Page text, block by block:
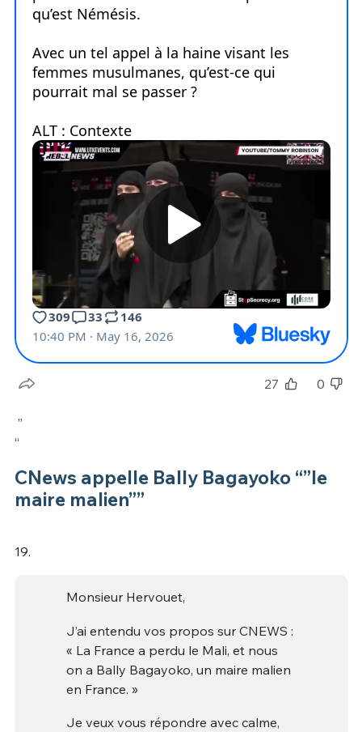
27 0
”
“
CNews appelle Bally Bagayoko “”le
maire malien””
19.
Monsieur Hervouet,
J’ai entendu vos propos sur CNEWS :
« La France a perdu le Mali, et nous
on a Bally Bagayoko, un maire malien
en France. »
Je veux vous répondre avec calme,